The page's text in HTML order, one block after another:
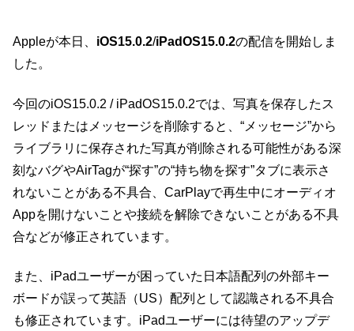
Appleが本日、 iOS15.0.2/iPadOS15.0.2の配信を開始しま
した。
今回のiOS15.0.2 / iPadOS15.0.2では、写真を保存したス
レッドまたはメッセージを削除すると、“メッセージ”から
ライブラリに保存された写真が削除される可能性がある深
刻なバグやAirTagが“探す”の“持ち物を探す”タブに表示さ
れないことがある不具合、CarPlayで再生中にオーディオ
Appを開けないことや接続を解除できないことがある不具
合などが修正されています。
また、iPadユーザーが困っていた日本語配列の外部キー
ボードが誤って英語（US）配列として認識される不具合
も修正されています。iPadユーザーには待望のアップデ